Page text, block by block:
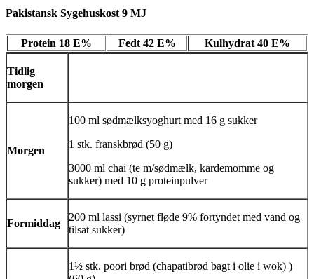
Pakistansk Sygehuskost 9 MJ
Protein 18 E% Fedt 42 E% Kulhydrat 40 E%
Tidlig
morgen
Morgen
100 ml sødmælksyoghurt med 16 g sukker
1 stk. franskbrød (50 g)
3000 ml chai (te m/sødmælk, kardemomme og
sukker) med 10 g proteinpulver
Formiddag
200 ml lassi (syrnet fløde 9% fortyndet med vand og
tilsat sukker)
1½ stk. poori brød (chapatibrød bagt i olie i wok) )